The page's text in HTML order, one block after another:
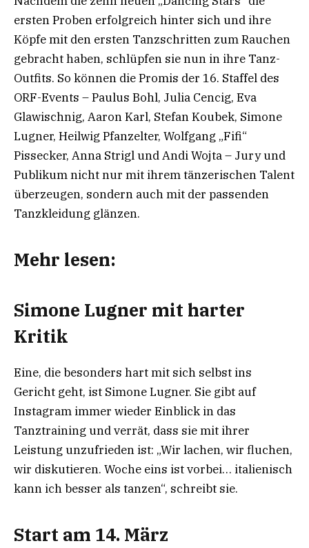
ersten Proben erfolgreich hinter sich und ihre
Köpfe mit den ersten Tanzschritten zum Rauchen
gebracht haben, schlüpfen sie nun in ihre Tanz-
Outfits. So können die Promis der 16. Staffel des
ORF-Events – Paulus Bohl, Julia Cencig, Eva
Glawischnig, Aaron Karl, Stefan Koubek, Simone
Lugner, Heilwig Pfanzelter, Wolfgang „Fifi“
Pissecker, Anna Strigl und Andi Wojta – Jury und
Publikum nicht nur mit ihrem tänzerischen Talent
überzeugen, sondern auch mit der passenden
Tanzkleidung glänzen.
Mehr lesen:
Simone Lugner mit harter
Kritik
Eine, die besonders hart mit sich selbst ins
Gericht geht, ist Simone Lugner. Sie gibt auf
Instagram immer wieder Einblick in das
Tanztraining und verrät, dass sie mit ihrer
Leistung unzufrieden ist: „Wir lachen, wir fluchen,
wir diskutieren. Woche eins ist vorbei… italienisch
kann ich besser als tanzen“, schreibt sie.
Start am 14. März